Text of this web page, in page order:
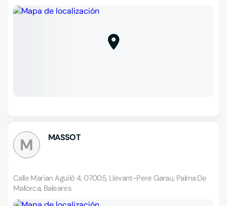
M MASSOT
Calle Marian Aguiló 4, 07005, Llevant-Pere Garau, Palma De
Mallorca, Baleares